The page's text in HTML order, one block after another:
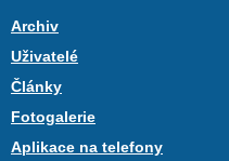
Archiv
Uživatelé
Články
Fotogalerie
Aplikace na telefony